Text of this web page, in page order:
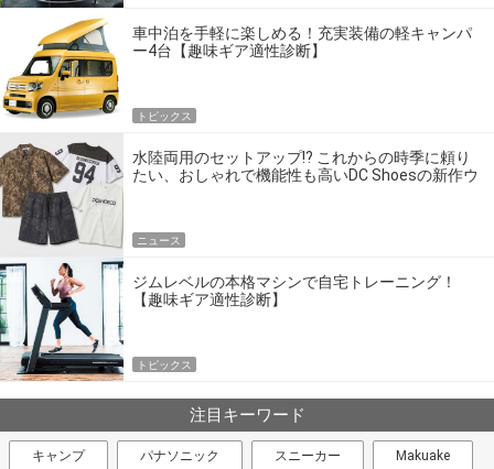
車中泊を手軽に楽しめる！充実装備の軽キャンパ
ー4台【趣味ギア適性診断】
トピックス
水陸両用のセットアップ!? これからの時季に頼り
たい、おしゃれで機能性も高いDC Shoesの新作ウ
ニュース
ジムレベルの本格マシンで自宅トレーニング！
【趣味ギア適性診断】
トピックス
注目キーワード
キャンプ パナソニック スニーカー Makuake